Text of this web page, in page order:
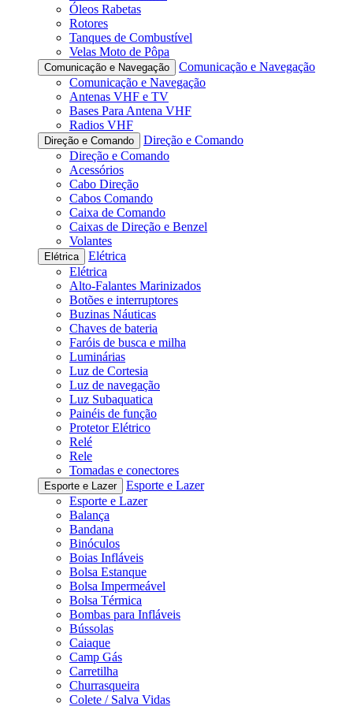
Óleos Rabetas
Rotores
Tanques de Combustível
Velas Moto de Pôpa
Comunicação e Navegação
Comunicação e Navegação
Comunicação e Navegação
Antenas VHF e TV
Bases Para Antena VHF
Radios VHF
Direção e Comando
Direção e Comando
Direção e Comando
Acessórios
Cabo Direção
Cabos Comando
Caixa de Comando
Caixas de Direção e Benzel
Volantes
Elétrica
Elétrica
Elétrica
Alto-Falantes Marinizados
Botões e interruptores
Buzinas Náuticas
Chaves de bateria
Faróis de busca e milha
Luminárias
Luz de Cortesia
Luz de navegação
Luz Subaquatica
Painéis de função
Protetor Elétrico
Relé
Rele
Tomadas e conectores
Esporte e Lazer
Esporte e Lazer
Esporte e Lazer
Balança
Bandana
Binóculos
Boias Infláveis
Bolsa Estanque
Bolsa Impermeável
Bolsa Térmica
Bombas para Infláveis
Bússolas
Caiaque
Camp Gás
Carretilha
Churrasqueira
Colete / Salva Vidas